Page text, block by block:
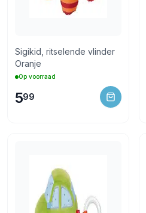
Sigikid, ritselende vlinder
Oranje
Op voorraad
599